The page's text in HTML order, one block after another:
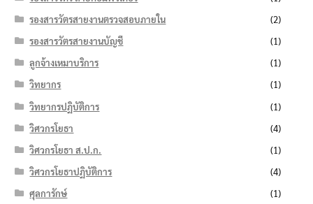
รองสารวัตรสายงานตรวจสอบภายใน
(2)
รองสารวัตรสายงานบัญชี
(1)
ลูกจ้างเหมาบริการ
(1)
วิทยากร
(1)
วิทยากรปฏิบัติการ
(1)
วิศวกรโยธา
(4)
วิศวกรโยธา ส.ป.ก.
(1)
วิศวกรโยธาปฏิบัติการ
(4)
ศุลการักษ์
(1)